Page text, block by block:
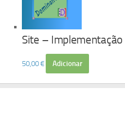
Site – Implementação
50,00€ Adicionar